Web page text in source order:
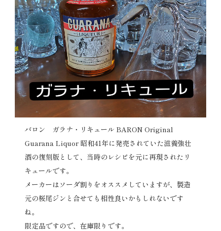
バロン ガラナ・リキュール BARON Original
Guarana Liquor 昭和41年に発売されていた滋養強壮
酒の復刻版として、当時のレシピを元に再現されたリ
キュールです。
メーカーはソーダ割りをオススメしていますが、製造
元の桜尾ジンと合せても相性良いかもしれないです
ね。
限定品ですので、在庫限りです。